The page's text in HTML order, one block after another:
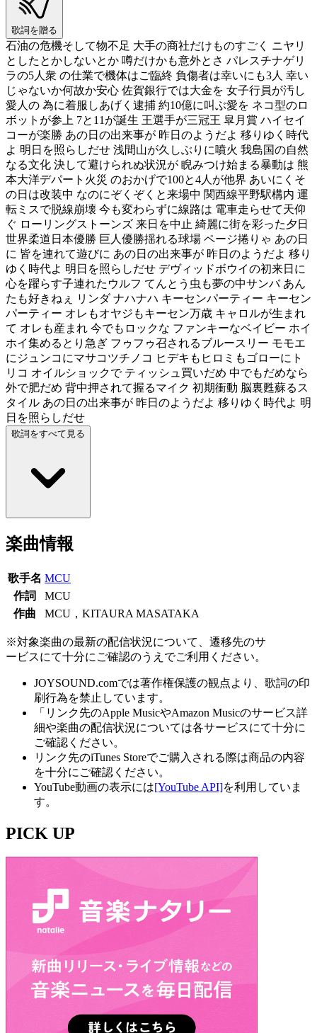
歌詞を贈る
石油の危機そして物不足 大手の商社だけものすごく ニヤリ
としたとかしないとか 噂だけかも意外とさ パレスチナゲリ
ラの5人衆 の仕業で機体はご臨終 負傷者は幸いにも3人 幸い
じゃないか何故か安心 佐賀銀行では大金を 女子行員が汚し
愛人の 為に着服しあげく逮捕 約10億に叫ぶ愛を ネコ型のロ
ボットが参上 7と11が誕生 王選手が三冠王 皐月賞 ハイセイ
コーが楽勝 あの日の出来事が 昨日のようだよ 移りゆく時代
よ 明日を照らしだせ 浅間山が久しぶりに噴火 我島国の自然
なる文化 決して避けられぬ状況が 睨みつけ始まる暴動は 熊
本大洋デパート火災 のおかげで100と4人が他界 あいにくそ
の日は改装中 なのにぞくぞくと来場中 関西線平野駅構内 運
転ミスで脱線崩壊 今も変わらずに線路は 電車走らせて天仰
ぐ ローリングストーンズ 来日を中止 綺麗に街を彩った夕日
世界柔道日本優勝 巨人優勝揺れる球場 ページ捲りゃ あの日
に 皆を連れて遊びに あの日の出来事が 昨日のようだよ 移り
ゆく時代よ 明日を照らしだせ デヴィッドボウイの初来日に
心を躍らす子連れたウルフ てんとう虫も夢の中サンバ あん
たも好きねぇ リンダ ナハナハ キーセンパーティー キーセン
パーティー オレもオヤジもキーセン万歳 キャロルが生まれ
て オレも産まれ 今でもロックな ファンキーなベイビー ホイ
ホイ集めるとり急ぎ フゥフゥ召されるブルースリー モモエ
にジュンコにマサコツチノコ ヒデキもヒロミもゴローにト
リコ オイルショックで ティッシュ買いだめ 中でもだめなら
外で肥だめ 背中押されて握るマイク 初期衝動 脳裏甦蘇るス
タイル あの日の出来事が 昨日のようだよ 移りゆく時代よ 明
日を照らしだせ
歌詞をすべて見る
楽曲情報
歌手名 MCU
作詞
MCU
作曲
MCU，KITAURA MASATAKA
※対象楽曲の最新の配信状況について、遷移先のサ
ービスにて十分にご確認のうえでご利用ください。
JOYSOUND.comでは著作権保護の観点より、歌詞の印
刷行為を禁止しています。
「リンク先のApple MusicやAmazon Musicのサービス詳
細や楽曲の配信状況については各サービスにて十分に
ご確認ください。
リンク先のiTunes Storeでご購入される際は商品の内容
を十分にご確認ください。
YouTube動画の表示には[YouTube API]を利用していま
す。
PICK UP